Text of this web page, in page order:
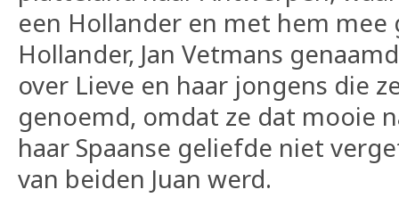
een Hollander en met hem mee
Hollander, Jan Vetmans
over Lieve en haar jongens die
genoemd, omdat ze dat mooie
haar Spaanse geliefde niet
van beiden Juan werd.